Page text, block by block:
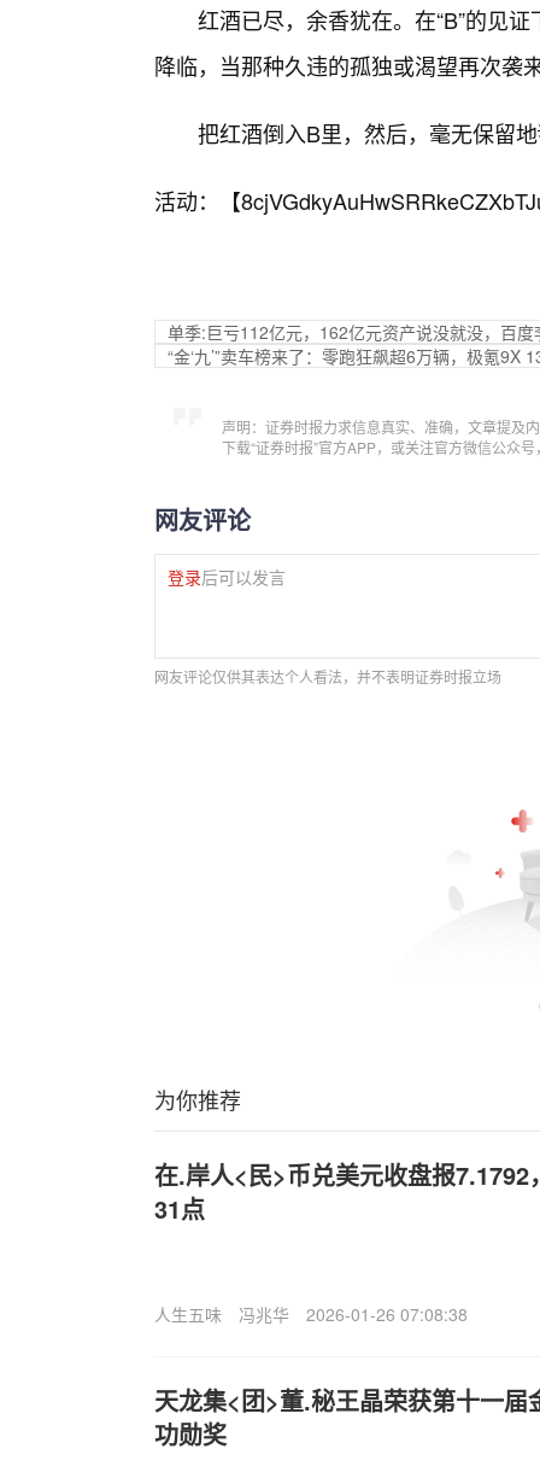
红酒已尽，余香犹在。在“B”的见
降临，当那种久违的孤独或渴望再次袭
把红酒倒入B里，然后，毫无保留
活动：【
单季:巨亏112亿元，162亿元资产说没就没，百
“金‘九’”卖车榜来了：零跑狂飙超6万辆，极氪
声明：证券时报力求信息真实、准确，文章提及
下载“证券时报”官方APP，或关注官方微信公众
网友评论
登录后可以发言
网友评论仅供其表达个人看法，并不表明证券时报立场
为你推荐
在.岸人<民>币兑美元收盘报7.1792
31点
人生五味 冯兆华 2026-01-26 07:08:38
天龙集<团>董.秘王晶荣获第十一届
功勋奖